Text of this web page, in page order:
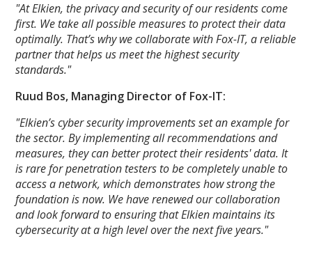
"At Elkien, the privacy and security of our residents come
first. We take all possible measures to protect their data
optimally. That’s why we collaborate with Fox-IT, a reliable
partner that helps us meet the highest security
standards."
Ruud Bos, Managing Director of Fox-IT:
"Elkien’s cyber security improvements set an example for
the sector. By implementing all recommendations and
measures, they can better protect their residents' data. It
is rare for penetration testers to be completely unable to
access a network, which demonstrates how strong the
foundation is now. We have renewed our collaboration
and look forward to ensuring that Elkien maintains its
cybersecurity at a high level over the next five years."